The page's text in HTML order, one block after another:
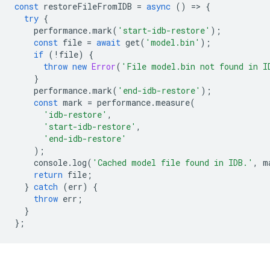
const restoreFileFromIDB = async () => {
try {
performance.mark( 'start-idb-restore' );
const file = await get( 'model.bin' );
if ( ! file)
{
throw new Error( 'File model.bin not found in
}
performance.mark( 'end-idb-restore' );
const mark = performance.measure(
'idb-restore' ,
'start-idb-restore' ,
'end-idb-restore'
);
console. log( 'Cached model file found in IDB.' ,
return file ;
} catch (err)
{
throw err ;
}
};